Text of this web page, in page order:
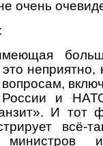
очень
:
России и
И тот
всё-